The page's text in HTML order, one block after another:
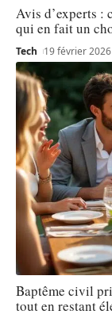
Avis d’experts :
qui en fait un
Tech 19 février 2026
Baptême civil
tout en restant